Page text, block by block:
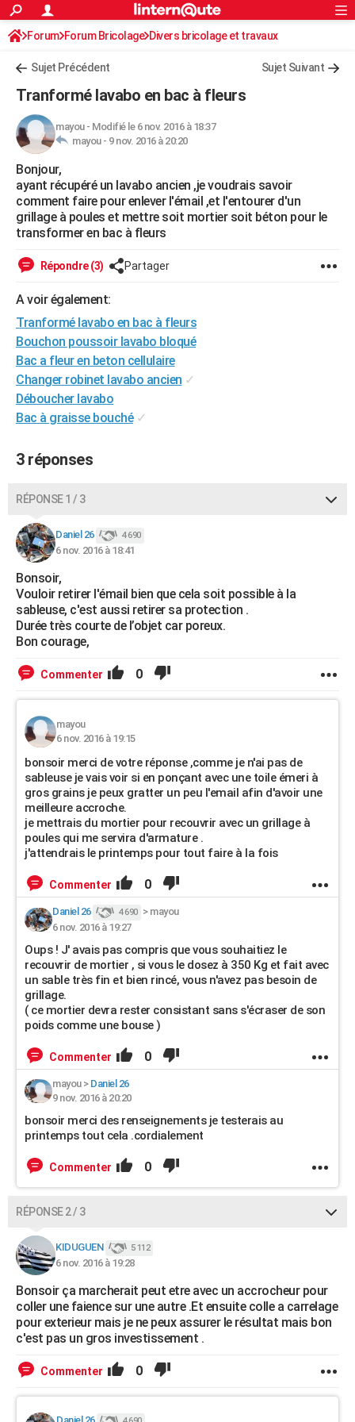
ACTUALITÉS
Politique
Société
Faits Divers
Education
Monde
Villes
+
FINANCE
Retraite
Impôts
Epargne
Immobilier
Risques naturels par ville
Banque
Assurance
Crédit
AUTO
Essais
Réserver un essai
Citadines
Berlines
SUV
Forum auto
+HIGH-TECH
Mobiles
Meilleur smartphone
Internet
Ordinateurs
Jeux vidéo
Guide high-tech
+BRICOLAGE
Forum
Aménagement intérieur
Extérieur
Cuisine
Salle de bains
Jardinage
Rangement
Guides de France
Escapades
Patrimoine
Expositions
Musées
Week-end nature
Art de vivre
Bien-être
Loisirs
Mode
Modes de vie
Alimentation
Guide de la santé
Maladies
Médicaments
Sommeil
VOYAGE
PHOTO
GUIDES D'ACHAT
CARTE DE VOEUX
Carte de Noël
Carte Bonne année
Carte Saint-Valentin
Carte Pâques
Carte d'anniversaire
DICTIONNAIRE
Dictionnaire
Biographies
Citations
Expressions
Proverbes
PROGRAMME TV
S'inscrire
Se connecter
Lycées
Collèges
Primaires
Universités
Entreprises
Service militaire
Avis de recherche
AVIS DE DÉCÈS
FORUM
Rechercher
S'inscrire
Connexion
Forum Forum Bricolage Divers bricolage et travaux
Sujet Précédent Sujet Suivant
Tranformé lavabo en bac à fleurs
mayou- Modifié le 6 nov. 2016 à 18:37
mayou - 9 nov. 2016 à 20:20
Bonjour,
ayant récupéré un lavabo ancien ,je voudrais savoir
comment faire pour enlever l'émail ,et l'entourer d'un
grillage à poules et mettre soit mortier soit béton pour le
transformer en bac à fleurs
Répondre (3) Partager
A voir également:
Tranformé lavabo en bac à fleurs
Bouchon poussoir lavabo bloqué
Bac a fleur en beton cellulaire
Changer robinet lavabo ancien ✓
Déboucher lavabo
Bac à graisse bouché ✓
3 réponses
RÉPONSE 1 / 3
Daniel 26 4 690
6 nov. 2016 à 18:41
Bonsoir,
Vouloir retirer l'émail bien que cela soit possible à la
sableuse, c'est aussi retirer sa protection .
Durée très courte de l’objet car poreux.
Bon courage,
Commenter 0
mayou
6 nov. 2016 à 19:15
bonsoir merci de votre réponse ,comme je n'ai pas de
sableuse je vais voir si en ponçant avec une toile émeri à
gros grains je peux gratter un peu l'email afin d'avoir une
meilleure accroche.
je mettrais du mortier pour recouvrir avec un grillage à
poules qui me servira d'armature .
j'attendrais le printemps pour tout faire à la fois
Commenter 0
Daniel 26 4 690 > mayou
6 nov. 2016 à 19:27
Oups ! J' avais pas compris que vous souhaitiez le
recouvrir de mortier , si vous le dosez à 350 Kg et fait avec
un sable très fin et bien rincé, vous n'avez pas besoin de
grillage.
( ce mortier devra rester consistant sans s'écraser de son
poids comme une bouse )
Commenter 0
mayou> Daniel 26
9 nov. 2016 à 20:20
bonsoir merci des renseignements je testerais au
printemps tout cela .cordialement
Commenter 0
RÉPONSE 2 / 3
KIDUGUEN 5 112
6 nov. 2016 à 19:28
Bonsoir ça marcherait peut etre avec un accrocheur pour
coller une faience sur une autre .Et ensuite colle a carrelage
pour exterieur mais je ne peux assurer le résultat mais bon
c'est pas un gros investissement .
Commenter 0